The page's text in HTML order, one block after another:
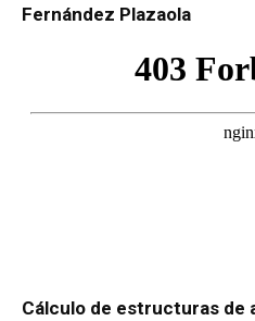
Fernández Plazaola
Cálculo de estructuras de